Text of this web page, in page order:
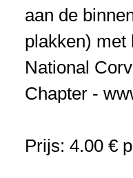
aan de
plakken) met
National
Chapter -
Prijs: 4.00 €